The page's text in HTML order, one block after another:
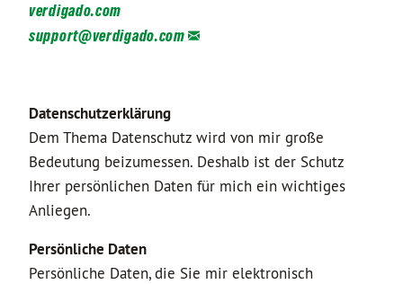
verdigado.com
support@verdigado.com
Datenschutzerklärung
Dem Thema Datenschutz wird von mir große
Bedeutung beizumessen. Deshalb ist der Schutz
Ihrer persönlichen Daten für mich ein wichtiges
Anliegen.
Persönliche Daten
Persönliche Daten, die Sie mir elektronisch